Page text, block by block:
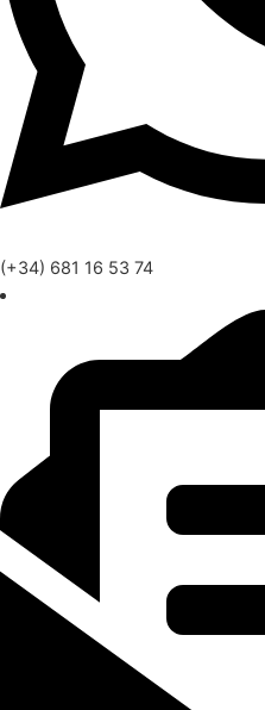
(+34) 681 16 53 74